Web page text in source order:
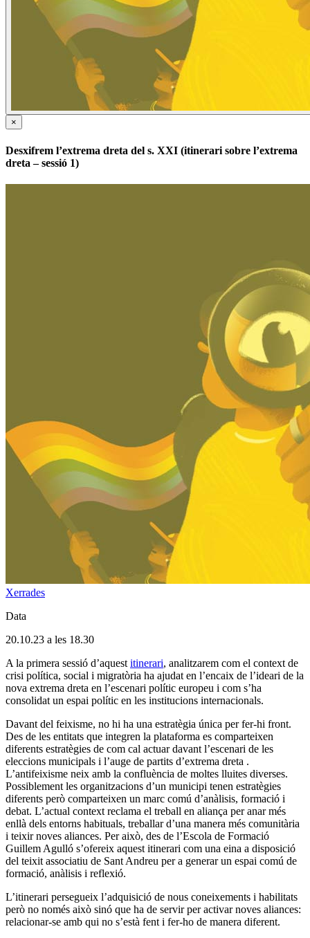
×
Desxifrem l’extrema dreta del s. XXI (itinerari sobre l’extrema
dreta – sessió 1)
Xerrades
Data
20.10.23 a les 18.30
A la primera sessió d’aquest itinerari, analitzarem com el context de
crisi política, social i migratòria ha ajudat en l’encaix de l’ideari de la
nova extrema dreta en l’escenari polític europeu i com s’ha
consolidat un espai polític en les institucions internacionals.
Davant del feixisme, no hi ha una estratègia única per fer-hi front.
Des de les entitats que integren la plataforma es comparteixen
diferents estratègies de com cal actuar davant l’escenari de les
eleccions municipals i l’auge de partits d’extrema dreta .
L’antifeixisme neix amb la confluència de moltes lluites diverses.
Possiblement les organitzacions d’un municipi tenen estratègies
diferents però comparteixen un marc comú d’anàlisis, formació i
debat. L’actual context reclama el treball en aliança per anar més
enllà dels entorns habituals, treballar d’una manera més comunitària
i teixir noves aliances. Per això, des de l’Escola de Formació
Guillem Agulló s’ofereix aquest itinerari com una eina a disposició
del teixit associatiu de Sant Andreu per a generar un espai comú de
formació, anàlisis i reflexió.
L’itinerari persegueix l’adquisició de nous coneixements i habilitats
però no només això sinó que ha de servir per activar noves aliances:
relacionar-se amb qui no s’està fent i fer-ho de manera diferent.